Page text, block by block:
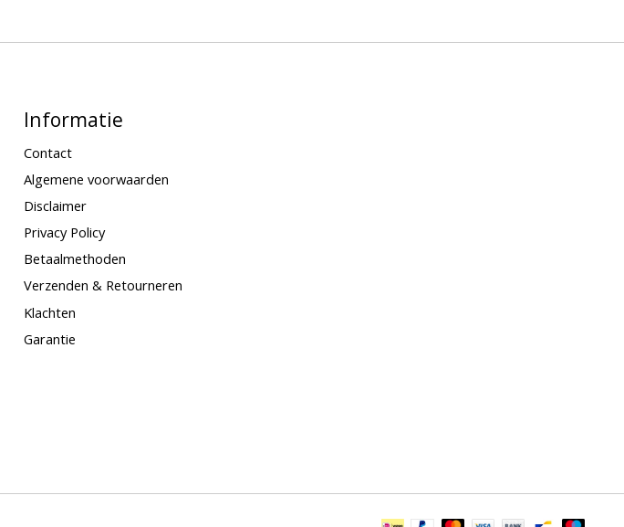
Informatie
Contact
Algemene voorwaarden
Disclaimer
Privacy Policy
Betaalmethoden
Verzenden & Retourneren
Klachten
Garantie